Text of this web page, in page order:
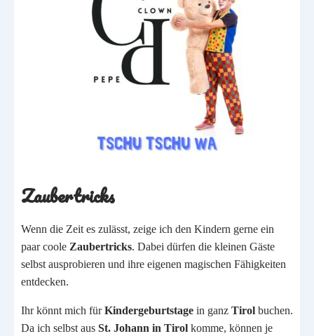
Zaubertricks
Wenn die Zeit es zulässt, zeige ich den Kindern gerne ein
paar coole Zaubertricks. Dabei dürfen die kleinen Gäste
selbst ausprobieren und ihre eigenen magischen Fähigkeiten
entdecken.
Ihr könnt mich fürKindergeburtstage in ganz Tirol buchen.
Da ich selbst aus St. Johann in Tirol komme, können je